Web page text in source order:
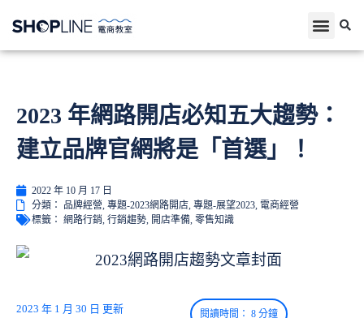
2023 年網路開店必知五大趨勢：
建立品牌官網將是「首選」！
2022 年 10 月 17 日
分類：
品牌經營, 專題-2023網路開店, 專題-展望2023, 電商經營
標籤： 網路行銷, 行銷趨勢, 開店準備, 零售知識
2023 年 1 月 30 日 更新